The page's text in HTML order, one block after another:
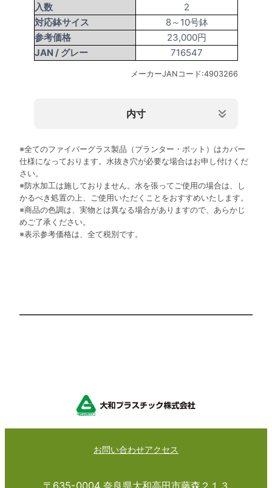
入数
2
対応鉢サイス
8～10号鉢
参考価格
23,000円
JAN / グレー 716547
メーカーJANコード:4903266
内寸
規格 内寸上部サイズ(mm) 外寸下部サイズ(mm) 内寸下部
70型
620×230×Ｈ300 700×300
41型
330×330×Ｈ375 410×410
※全てのファイバーグラス製品（プランター・ポット）はカバー
仕様になっております。水抜き穴が必要な場合はお申し付けくだ
さい。
※防水加工は施しておりません。水を張ってご使用の場合は、し
かるべき処置の上、ご使用いただくことをおすすめいたします。
※商品の色調は、実物とは異なる場合がありますので、あらかじ
めご了承ください。
※表示参考価格は、全て税別です。
お問い合わせアクセス
〒635-0004 奈良県大和高田市藤森２１３